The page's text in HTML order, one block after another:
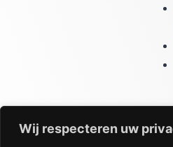
Wij respecteren uw
CATALOGI